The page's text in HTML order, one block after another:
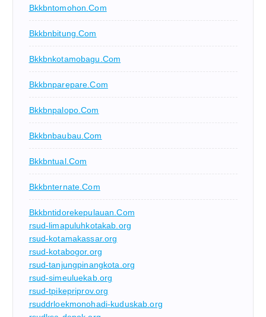
Bkkbntomohon.com
Bkkbnbitung.com
Bkkbnkotamobagu.com
Bkkbnparepare.com
Bkkbnpalopo.com
Bkkbnbaubau.com
Bkkbntual.com
Bkkbnternate.com
Bkkbntidorekepulauan.com
rsud-limapuluhkotakab.org
rsud-kotamakassar.org
rsud-kotabogor.org
rsud-tanjungpinangkota.org
rsud-simeuluekab.org
rsud-tpikepriprov.org
rsuddrloekmonohadi-kuduskab.org